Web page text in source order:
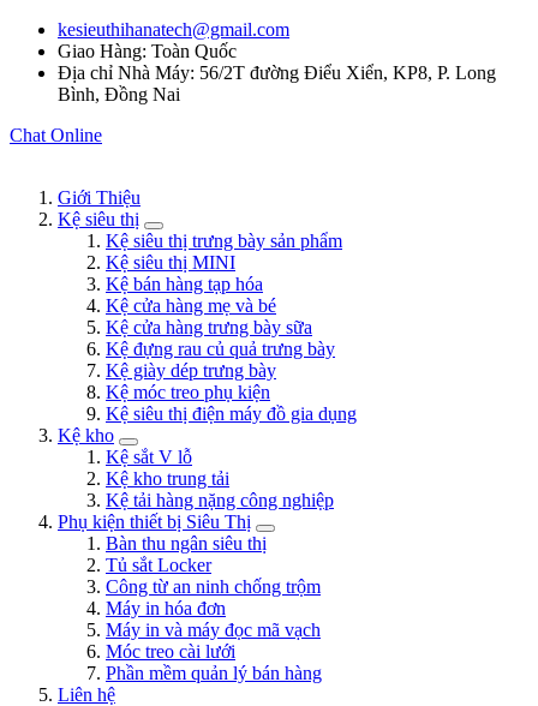
kesieuthihanatech@gmail.com
Giao Hàng: Toàn Quốc
Địa chỉ Nhà Máy: 56/2T đường Điểu Xiển, KP8, P. Long
Bình, Đồng Nai
Chat Online
Giới Thiệu
Kệ siêu thị
Kệ siêu thị trưng bày sản phẩm
Kệ siêu thị MINI
Kệ bán hàng tạp hóa
Kệ cửa hàng mẹ và bé
Kệ cửa hàng trưng bày sữa
Kệ đựng rau củ quả trưng bày
Kệ giày dép trưng bày
Kệ móc treo phụ kiện
Kệ siêu thị điện máy đồ gia dụng
Kệ kho
Kệ sắt V lỗ
Kệ kho trung tải
Kệ tải hàng nặng công nghiệp
Phụ kiện thiết bị Siêu Thị
Bàn thu ngân siêu thị
Tủ sắt Locker
Công từ an ninh chống trộm
Máy in hóa đơn
Máy in và máy đọc mã vạch
Móc treo cài lưới
Phần mềm quản lý bán hàng
Liên hệ